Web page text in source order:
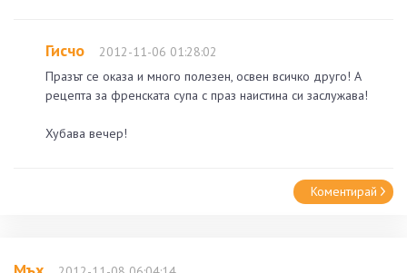
Гисчо
2012-11-06 01:28:02
Празът се оказа и много полезен, освен всичко друго! А
рецепта за френската супа с праз наистина си заслужава!
Хубава вечер!
Коментирай